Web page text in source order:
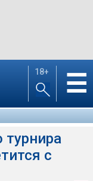
18+ ☰
турнира
с